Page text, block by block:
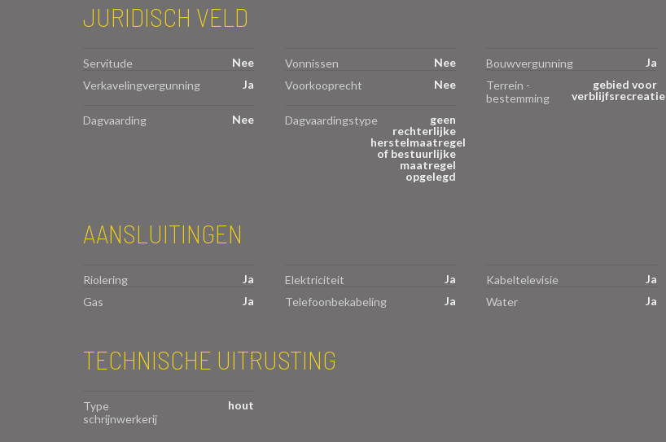
JURIDISCH VELD
Servitude Nee Vonnissen Nee Bouwvergunning
Ja
Verkavelingvergunning
Ja Voorkooprecht Nee
Terrein -
bestemming
gebied voor
verblijfsrecreatie
Dagvaarding
Nee Dagvaardingstype
geen
rechterlijke
herstelmaatregel
of bestuurlijke
maatregel
opgelegd
AANSLUITINGEN
Riolering Ja Elektriciteit Ja Kabeltelevisie
Ja
Gas
Ja Telefoonbekabeling Ja Water Ja
TECHNISCHE UITRUSTING
Type
schrijnwerkerij
hout